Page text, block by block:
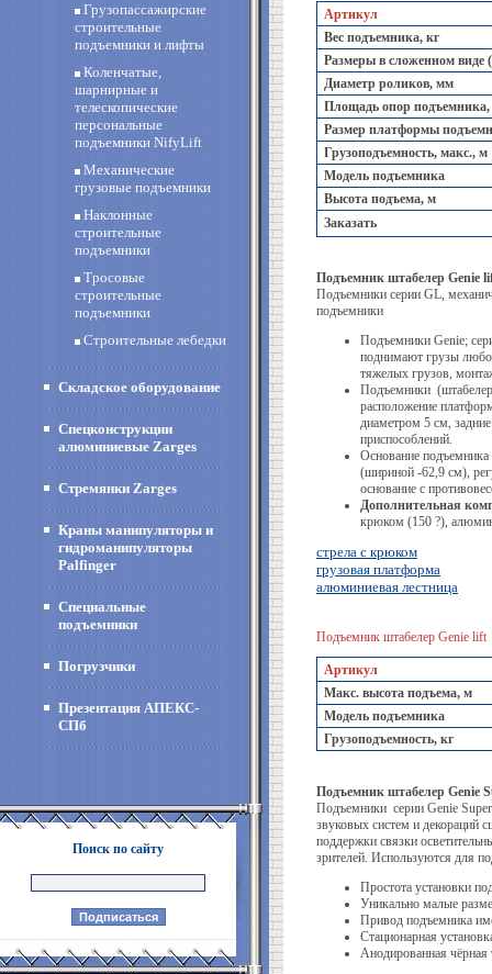
Грузопассажирские
строительные
подъемники и лифты
Коленчатые,
шарнирные и
телескопические
персональные
подъемники NifyLift
Механические
грузовые подъемники
Наклонные
строительные
подъемники
Тросовые
строительные
подъемники
Строительные лебедки
Складское оборудование
Спецконструкции
алюминиевые Zarges
Стремянки Zarges
Краны манипуляторы и
гидроманипуляторы
Palfinger
Специальные
подъемники
Погрузчики
Презентация АПЕКС-
СПб
Поиск по сайту
Артикул
Вес подъемника, кг
Размеры в сложенном
Диаметр роликов, мм
Площадь опор
Размер платформы
Грузоподъемность, макс., м
Модель подъемника
Высота подъема, м
Заказать
Подъемник штабелер Genie
Подъемники серии GL,
подъемники
Подъемники Genie;
поднимают грузы
тяжелых грузов,
Подъемники
расположение
диаметром 5 см,
приспособлений.
Основание
(шириной -62,9 см),
основание с
Дополнительная
крюком (150 ?),
стрела с крюком
грузовая платформа
алюминиевая лестница
Подъемник штабелер Genie lift
Артикул
Макс. высота подъема, м
Модель подъемника
Грузоподъемность, кг
Подъемник штабелер Genie
Подъемники серии Genie
звуковых систем и декораций
поддержки связки
зрителей. Используются для
Простота установки
Уникально малые
Привод подъемника
Стационарная
Анодированная чёрная